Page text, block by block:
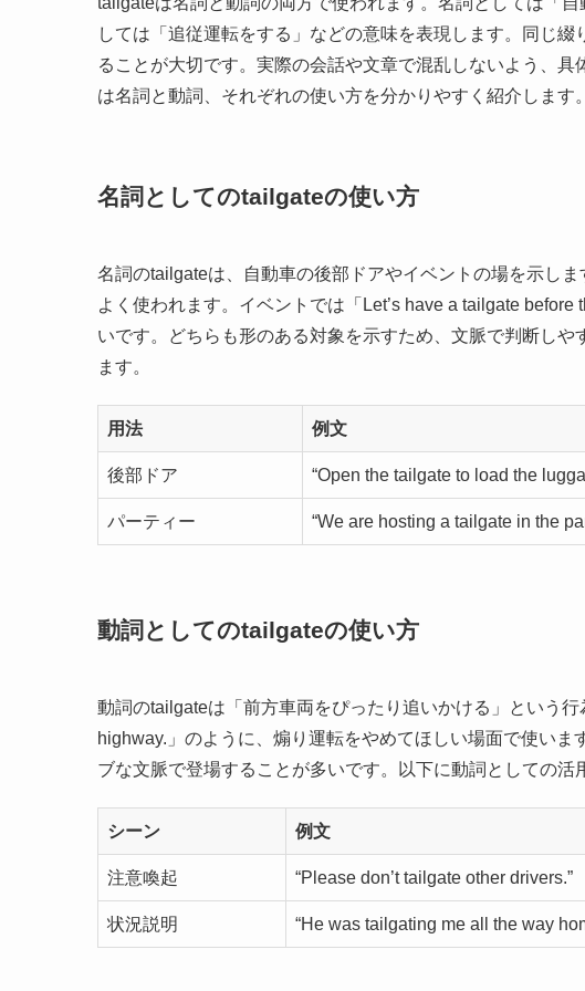
しては「追従運転をする」などの意味を表現します。同じ
ることが大切です。実際の会話や文章で混乱しないよう、
は名詞と動詞、それぞれの使い方を分かりやすく紹介します。
名詞としてのtailgateの使い方
名詞のtailgateは、自動車の後部ドアやイベントの場を示し
よく使われます。イベントでは「Let’s have a tailgate
いです。どちらも形のある対象を示すため、文脈で判断し
ます。
用法 例文
後部ドア “Open the tailgate to load the
パーティー “We are hosting a tailgate in the
動詞としてのtailgateの使い方
動詞のtailgateは「前方車両をぴったり追いかける」という
highway.」のように、煽り運転をやめてほしい場面で使い
ブな文脈で登場することが多いです。以下に動詞としての活
シーン 例文
注意喚起 “Please don’t tailgate other drivers.”
状況説明 “He was tailgating me all the way